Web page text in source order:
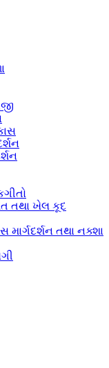
તથા ખેલ કૂદ
માર્ગદર્શન તથા નક્શા